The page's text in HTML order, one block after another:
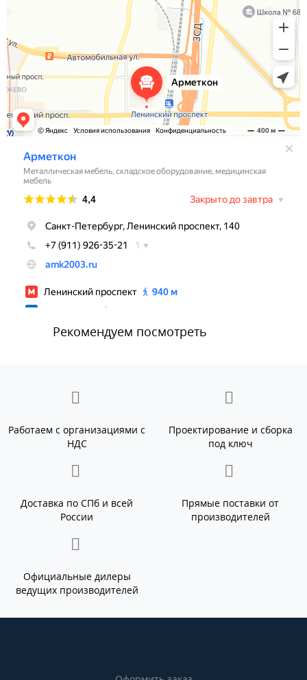
Рекомендуем посмотреть
Работаем с организациями с
НДС
Проектирование и сборка
под ключ
Доставка по СПб и всей
России
Прямые поставки от
производителей
Официальные дилеры
ведущих производителей